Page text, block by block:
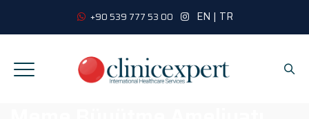
+90 539 777 53 00 EN | TR